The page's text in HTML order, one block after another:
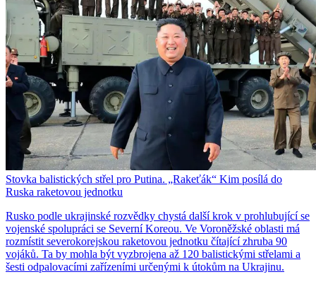
Stovka balistických střel pro Putina. „Rakeťák“ Kim posílá do
Ruska raketovou jednotku
Rusko podle ukrajinské rozvědky chystá další krok v prohlubující se
vojenské spolupráci se Severní Koreou. Ve Voroněžské oblasti má
rozmístit severokorejskou raketovou jednotku čítající zhruba 90
vojáků. Ta by mohla být vyzbrojena až 120 balistickými střelami a
šesti odpalovacími zařízeními určenými k útokům na Ukrajinu.